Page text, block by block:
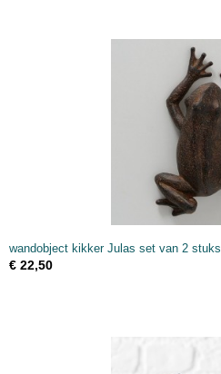
wandobject kikker Julas set van 2 stuks
€ 22,50